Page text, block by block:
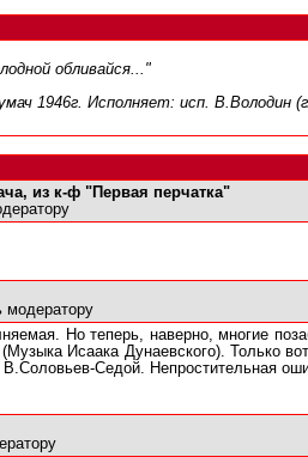
обливайся..."
1946г. Исполняет: исп. В.Володин
из к-ф "Первая перчатка"
модератору
Но теперь, наверно, многие
Исаака Дунаевского). Только
Седой. Непростительная